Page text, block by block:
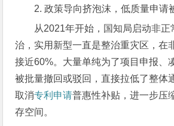
2. 政策导向挤泡沫，低质量申请
从2021年开始，国知局启动非正
治，实用新型一直是整治重灾区，在
接近60%。大量单纯为了项目申报、
被批量撤回或驳回，直接拉低了整体
取消专利申请普惠性补贴，进一步压
存空间。